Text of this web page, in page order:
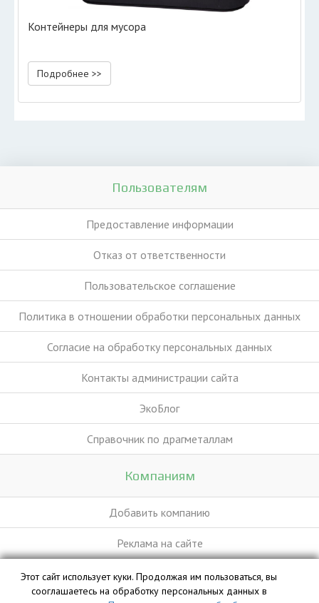
Контейнеры для мусора
Подробнее >>
Пользователям
Предоставление информации
Отказ от ответственности
Пользовательское соглашение
Политика в отношении обработки персональных данных
Согласие на обработку персональных данных
Контакты администрации сайта
ЭкоБлог
Справочник по драгметаллам
Компаниям
Добавить компанию
Реклама на сайте
База данных сайта vyvoz.org является интеллектуальной
Этот сайт использует куки. Продолжая им пользоваться, вы
сооглашаетесь на обработку персональных данных в